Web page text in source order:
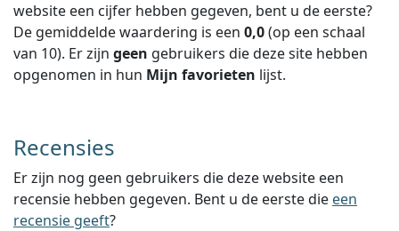
website een cijfer hebben gegeven, bent u de eerste?
De gemiddelde waardering is een 0,0(op een schaal
van 10). Er zijn geen gebruikers die deze site hebben
opgenomen in hun Mijn favorieten lijst.
Recensies
Er zijn nog geen gebruikers die deze website een
recensie hebben gegeven. Bent u de eerste die een
recensie geeft?